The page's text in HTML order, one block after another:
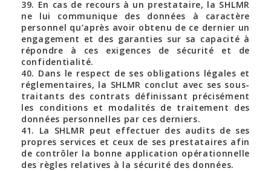
39. En cas de recours à un prestataire, la SHLMR
ne lui communique des données à caractère
personnel qu’après avoir obtenu de ce dernier un
engagement et des garanties sur sa capacité à
répondre à ces exigences de sécurité et de
confidentialité.
40. Dans le respect de ses obligations légales et
réglementaires, la SHLMR conclut avec ses sous-
traitants des contrats définissant précisément
les conditions et modalités de traitement des
données personnelles par ces derniers.
41. La SHLMR peut effectuer des audits de ses
propres services et ceux de ses prestataires afin
de contrôler la bonne application opérationnelle
des règles relatives à la sécurité des données.